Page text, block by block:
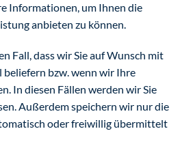
Informationen, um Ihnen die
anbieten zu können.
Fall, dass wir Sie auf Wunsch mit
bzw. wenn wir Ihre
In diesen Fällen werden wir Sie
Außerdem speichern wir nur die
oder freiwillig übermittelt